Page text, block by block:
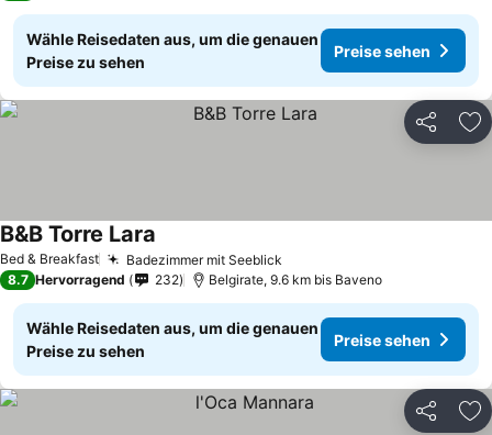
Wähle Reisedaten aus, um die genauen
Preise zu sehen
Preise sehen
Teilen
Bed & Breakfast Badezimmer mit Seeblick
B&B Torre Lara
8.7 Hervorragend 232 Belgirate, 9.6 km bis Baveno
Wähle Reisedaten aus, um die genauen
Preise zu sehen
Preise sehen
Teilen